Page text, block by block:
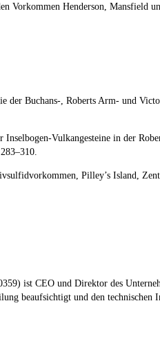
Vorkommen Henderson, Mansfield
Buchans-, Roberts Arm- und
Vulkangesteine in der
Pilley’s Island,
ist CEO und Direktor des
beaufsichtigt und den technischen